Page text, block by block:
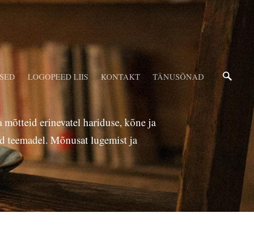
LOGOPEED LIIS KONTAKT TÄNUSÕNAD
erinevatel hariduse, kõne ja
teemadel. Mõnusat lugemist ja